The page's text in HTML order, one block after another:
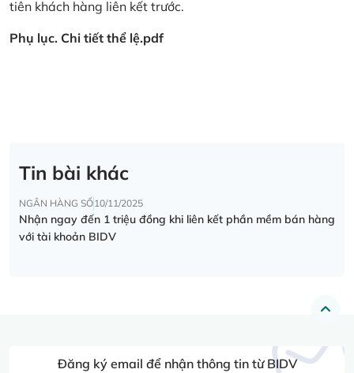
tiên khách hàng liên kết trước.
Phụ lục. Chi tiết thể lệ.pdf
Tin bài khác
NGÂN HÀNG SỐ10/11/2025
Nhận ngay đến 1 triệu đồng khi liên kết phần mềm bán hàng
với tài khoản BIDV
Đăng ký email để nhận thông tin từ BIDV